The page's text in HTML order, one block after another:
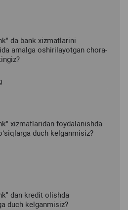
da bank xizmatlarini
amalga oshirilayotgan chora-
xizmatlaridan foydalanishda
duch kelganmisiz?
dan kredit olishda
duch kelganmisiz?